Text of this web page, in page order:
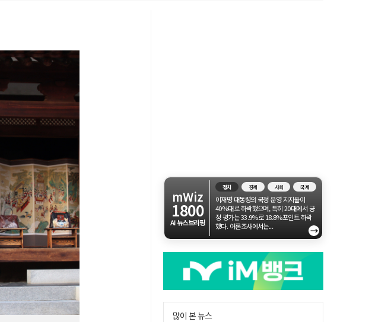
mWiz
1800
AI 뉴스브리핑
정치 경제 사회 국제
이재명 대통령의 국정 운영 지지율이
40%대로 하락했으며, 특히 20대에서 긍
정 평가는 33.9%로 18.8%포인트 하락
했다. 여론조사에서는...
→
많이 본 뉴스